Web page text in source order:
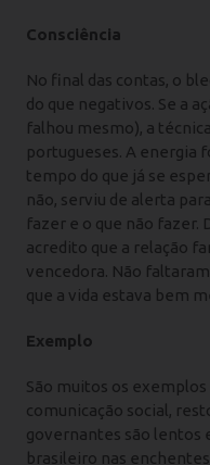
Consciência
No final das contas, o
do que negativos. Se a
falhou mesmo), a
portugueses. A energia
tempo do que já se
não, serviu de alerta
fazer e o que não fazer.
acredito que a relação
vencedora. Não
que a vida estava bem
Exemplo
São muitos os exemplos
comunicação social,
governantes são lentos
brasileiro nas